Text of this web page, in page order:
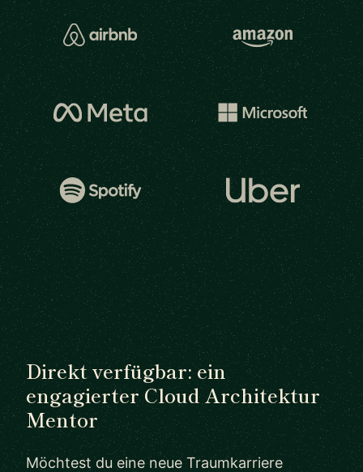
Direkt verfügbar: ein
engagierter Cloud Architektur
Mentor
Möchtest du eine neue Traumkarriere